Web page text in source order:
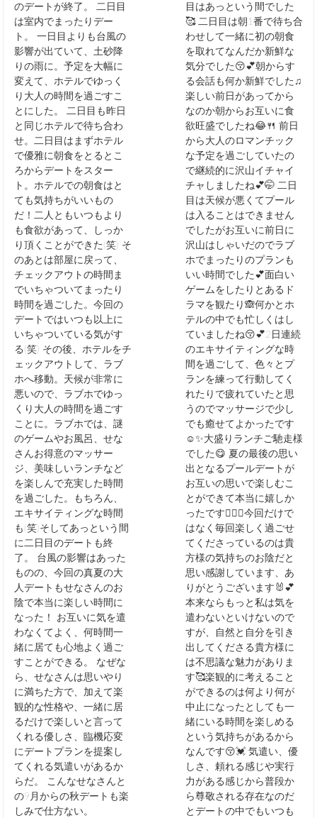
のデートが終了。 二日目
は室内でまったりデー
ト。 一日目よりも台風の
影響が出ていて、土砂降
りの雨に。予定を大幅に
変えて、ホテルでゆっく
り大人の時間を過ごすこ
とにした。 二日目も昨日
と同じホテルで待ち合わ
せ。二日目はまずホテル
で優雅に朝食をとるとこ
ろからデートをスター
ト。ホテルでの朝食はと
ても気持ちがいいもの
だ！二人ともいつもより
も食欲があって、しっか
り頂くことができた(笑) そ
のあとは部屋に戻って、
チェックアウトの時間ま
でいちゃついてまったり
時間を過ごした。今回の
デートではいつも以上に
いちゃついている気がす
る(笑) その後、ホテルをチ
ェックアウトして、ラブ
ホへ移動。天候が非常に
悪いので、ラブホでゆっ
くり大人の時間を過ごす
ことに。ラブホでは、謎
のゲームやお風呂、せな
さんお得意のマッサー
ジ、美味しいランチなど
を楽しんで充実した時間
を過ごした。もちろん、
エキサイティングな時間
も(笑)そしてあっという間
に二日目のデートも終
了。 台風の影響はあった
ものの、今回の真夏の大
人デートもせなさんのお
陰で本当に楽しい時間に
なった！ お互いに気を遣
わなくてよく、何時間一
緒に居ても心地よく過ご
すことができる。 なぜな
ら、せなさんは思いやり
に満ちた方で、加えて楽
観的な性格や、一緒に居
るだけで楽しいと言って
くれる優しさ、臨機応変
にデートプランを提案し
てくれる気遣いがあるか
らだ。 こんなせなさんと
の9月からの秋デートも楽
しみで仕方ない。
目はあっという間でした
🥰 二日目は朝1番で待ち合
わせして一緒に初の朝食
を取れてなんだか新鮮な
気分でした😚💕朝からす
る会話も何か新鮮でした♫
楽しい前日があってから
なのか朝からお互いに食
欲旺盛でしたね😂🍴 前日
から大人のロマンチック
な予定を過ごしていたの
で継続的に沢山イチャイ
チャしましたね💕🤭 二日
目は天候が悪くてプール
は入ることはできません
でしたがお互いに前日に
沢山はしゃいだのでラブ
ホでまったりのプランも
いい時間でした💕面白い
ゲームをしたりとあるド
ラマを観たり🙈何かとホ
テルの中でも忙しくはし
ていましたね😚💕2日連続
のエキサイティングな時
間を過ごして、色々とプ
ランを練って行動してく
れたりで疲れていたと思
うのでマッサージで少し
でも癒せてよかったです
☺️✨大盛りランチご馳走様
でした😋 夏の最後の思い
出となるプールデートが
お互いの思いで楽しむこ
とができて本当に嬉しか
ったです👩‍❤‍👨今回だけで
はなく毎回楽しく過ごせ
てくださっているのは貴
方様の気持ちのお陰だと
思い感謝しています、あ
りがとうございます🐰💕
本来ならもっと私は気を
遣わないといけないので
すが、自然と自分を引き
出してくださる貴方様に
は不思議な魅力がありま
す🥰楽観的に考えること
ができるのは何より何が
中止になったとしても一
緒にいる時間を楽しめる
という気持ちがあるから
なんです😚💓 気遣い、優
しさ、頼れる感じや実行
力がある感じから普段か
ら尊敬される存在なのだ
とデートの中でもいつも